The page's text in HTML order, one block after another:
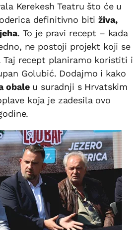
Kerekesh Teatru što će u
definitivno bitiživa,
. To je pravi recept – kada
ne postoji projekt koji se
Taj recept planiramo koristiti i
Golubić. Dodajmo i kako
obaleu suradnji s Hrvatskim
koja je zadesila ovo